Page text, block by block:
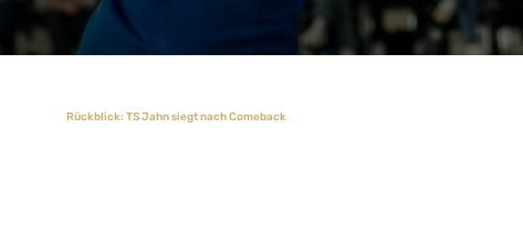
Rückblick: TS Jahn siegt nach Comeback